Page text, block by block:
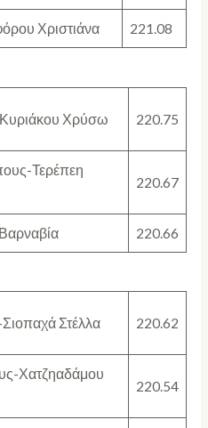
Χριστιάνα
221.08
Χρύσω 220.75
Τερέπεη
220.67
220.66
Στέλλα 220.62
Χατζηαδάμου
220.54